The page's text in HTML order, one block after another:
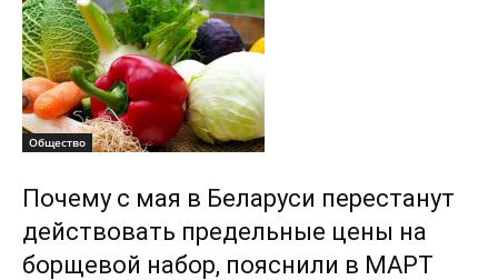
Общество
Почему с мая в Беларуси перестанут
действовать предельные цены на
борщевой набор, пояснили в МАРТ